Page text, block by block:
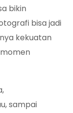
bikin
bisa jadi
kekuatan
sampai